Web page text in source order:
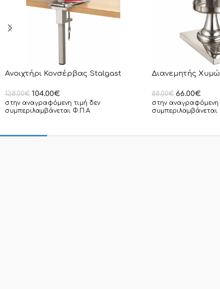
Ανοιχτήρι Κονσέρβας Stalgast
138.00€ 104.00€
στην αναγραφόμενη τιμή δεν
συμπεριλαμβάνεται Φ.Π.Α
Διανεμητής
88.00€ 66.00€
στην αναγραφόμενη